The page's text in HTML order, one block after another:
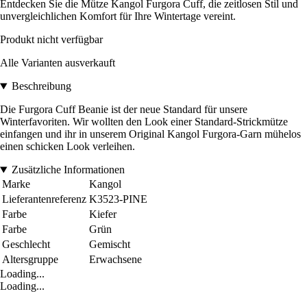
Entdecken Sie die Mütze Kangol Furgora Cuff, die zeitlosen Stil und
unvergleichlichen Komfort für Ihre Wintertage vereint.
Produkt nicht verfügbar
Alle Varianten ausverkauft
Beschreibung
Die Furgora Cuff Beanie ist der neue Standard für unsere
Winterfavoriten. Wir wollten den Look einer Standard-Strickmütze
einfangen und ihr in unserem Original Kangol Furgora-Garn mühelos
einen schicken Look verleihen.
Zusätzliche Informationen
Marke
Kangol
Lieferantenreferenz K3523-PINE
Farbe
Kiefer
Farbe
Grün
Geschlecht
Gemischt
Altersgruppe
Erwachsene
Loading...
Loading...